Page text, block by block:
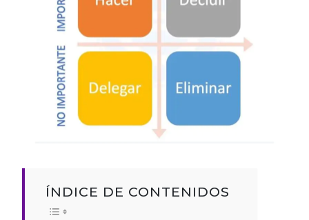
ÍNDICE DE CONTENIDOS